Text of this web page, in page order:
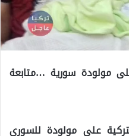
مولودة سورية …متابعة
على مولودة للسوري